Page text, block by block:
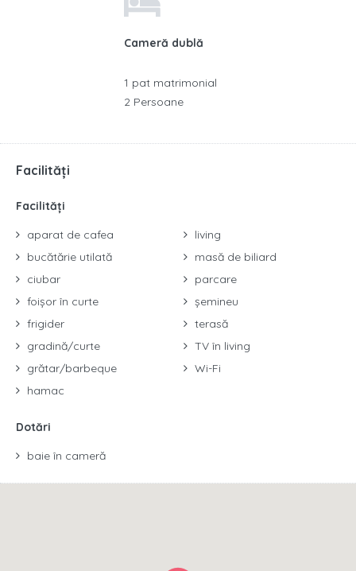
Cameră dublă
1 pat matrimonial
2 Persoane
Facilități
Facilități
aparat de cafea
bucătărie utilată
ciubar
foișor în curte
frigider
gradină/curte
grătar/barbeque
hamac
living
masă de biliard
parcare
șemineu
terasă
TV în living
Wi-Fi
Dotări
baie în cameră